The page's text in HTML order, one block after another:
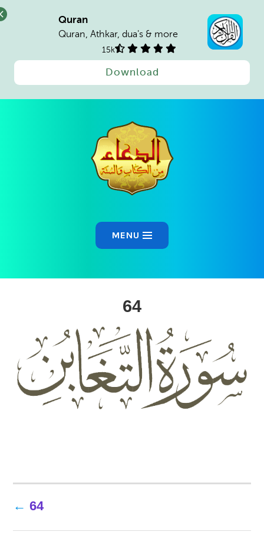
Quran
Quran, Athkar, dua's & more
15k
Download
MENU
64
المقالات
64